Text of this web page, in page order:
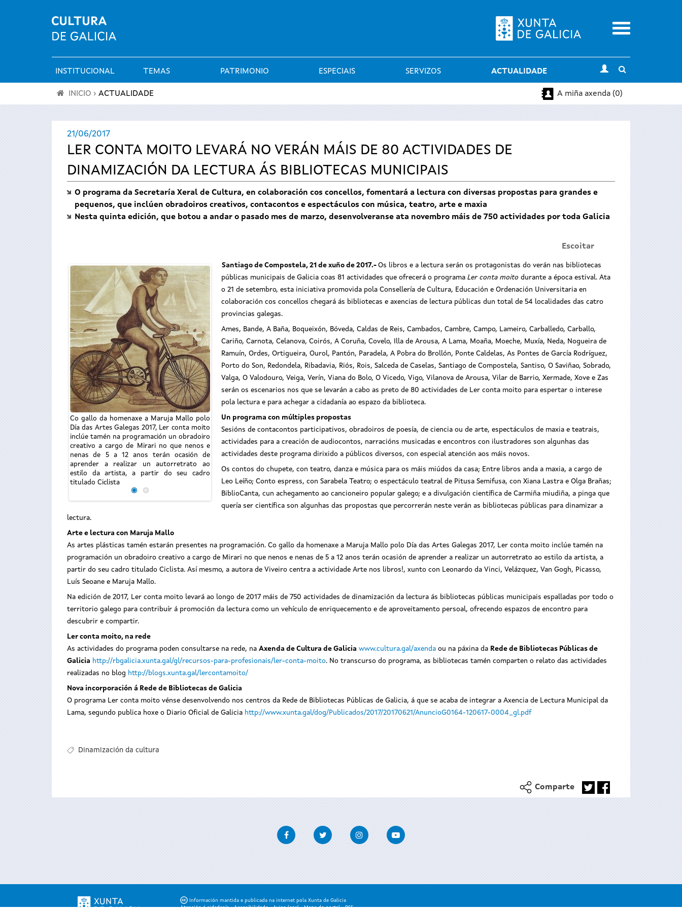
Menu
Menú
principal
INSTITUCIONAL TEMAS PATRIMONIO ESPECIAIS SERVIZOS ACTUALIDADE
search
está
INICIO › ACTUALIDADE A miña axenda (0)
21/06/2017
LER CONTA MOITO LEVARÁ NO VERÁN MÁIS DE 80 ACTIVIDADES DE
DINAMIZACIÓN DA LECTURA ÁS BIBLIOTECAS MUNICIPAIS
O programa da Secretaría Xeral de Cultura, en colaboración cos concellos, fomentará a lectura con diversas propostas para grandes e
pequenos, que inclúen obradoiros creativos, contacontos e espectáculos con música, teatro, arte e maxia
Nesta quinta edición, que botou a andar o pasado mes de marzo, desenvolveranse ata novembro máis de 750 actividades por toda Galicia
Escoitar
Co gallo da homenaxe a Maruja Mallo polo
Día das Artes Galegas 2017, Ler conta moito
inclúe tamén na programación un obradoiro
creativo a cargo de Mirari no que nenos e
nenas de 5 a 12 anos terán ocasión de
aprender a realizar un autorretrato ao
estilo da artista, a partir do seu cadro
titulado Ciclista
Santiago de Compostela, 21 de xuño de 2017.- Os libros e a lectura serán os protagonistas do verán nas bibliotecas
públicas municipais de Galicia coas 81 actividades que ofrecerá o programa Ler conta moito durante a época estival. Ata
o 21 de setembro, esta iniciativa promovida pola Consellería de Cultura, Educación e Ordenación Universitaria en
colaboración cos concellos chegará ás bibliotecas e axencias de lectura públicas dun total de 54 localidades das catro
provincias galegas.
Ames, Bande, A Baña, Boqueixón, Bóveda, Caldas de Reis, Cambados, Cambre, Campo, Lameiro, Carballedo, Carballo,
Cariño, Carnota, Celanova, Coirós, A Coruña, Covelo, Illa de Arousa, A Lama, Moaña, Moeche, Muxía, Neda, Nogueira de
Ramuín, Ordes, Ortigueira, Ourol, Pantón, Paradela, A Pobra do Brollón, Ponte Caldelas, As Pontes de García Rodríguez,
Porto do Son, Redondela, Ribadavia, Riós, Rois, Salceda de Caselas, Santiago de Compostela, Santiso, O Saviñao, Sobrado,
Valga, O Valodouro, Veiga, Verín, Viana do Bolo, O Vicedo, Vigo, Vilanova de Arousa, Vilar de Barrio, Xermade, Xove e Zas
serán os escenarios nos que se levarán a cabo as preto de 80 actividades de Ler conta moito para espertar o interese
pola lectura e para achegar a cidadanía ao espazo da biblioteca.
Un programa con múltiples propostas
Sesións de contacontos participativos, obradoiros de poesía, de ciencia ou de arte, espectáculos de maxia e teatrais,
actividades para a creación de audiocontos, narracións musicadas e encontros con ilustradores son algunhas das
actividades deste programa dirixido a públicos diversos, con especial atención aos máis novos.
Os contos do chupete, con teatro, danza e música para os máis miúdos da casa; Entre libros anda a maxia, a cargo de
Leo Leíño; Conto espress, con Sarabela Teatro; o espectáculo teatral de Pitusa Semifusa, con Xiana Lastra e Olga Brañas;
BiblioCanta, cun achegamento ao cancioneiro popular galego; e a divulgación científica de Carmiña miudiña, a pinga que
quería ser científica son algunhas das propostas que percorrerán neste verán as bibliotecas públicas para dinamizar a
lectura.
Arte e lectura con Maruja Mallo
As artes plásticas tamén estarán presentes na programación. Co gallo da homenaxe a Maruja Mallo polo Día das Artes Galegas 2017, Ler conta moito inclúe tamén na
programación un obradoiro creativo a cargo de Mirari no que nenos e nenas de 5 a 12 anos terán ocasión de aprender a realizar un autorretrato ao estilo da artista, a
partir do seu cadro titulado Ciclista. Así mesmo, a autora de Viveiro centra a actividade Arte nos libros!, xunto con Leonardo da Vinci, Velázquez, Van Gogh, Picasso,
Luís Seoane e Maruja Mallo.
Na edición de 2017, Ler conta moito levará ao longo de 2017 máis de 750 actividades de dinamización da lectura ás bibliotecas públicas municipais espalladas por todo o
territorio galego para contribuír á promoción da lectura como un vehículo de enriquecemento e de aproveitamento persoal, ofrecendo espazos de encontro para
descubrir e compartir.
Ler conta moito, na rede
As actividades do programa poden consultarse na rede, na Axenda de Cultura de Galicia www.cultura.gal/axenda ou na páxina da Rede de Bibliotecas Públicas de
Galicia http://rbgalicia.xunta.gal/gl/recursos-para-profesionais/ler-conta-moito. No transcurso do programa, as bibliotecas tamén comparten o relato das actividades
realizadas no blog http://blogs.xunta.gal/lercontamoito/
Nova incorporación á Rede de Bibliotecas de Galicia
O programa Ler conta moito vénse desenvolvendo nos centros da Rede de Bibliotecas Públicas de Galicia, á que se acaba de integrar a Axencia de Lectura Municipal da
Lama, segundo publica hoxe o Diario Oficial de Galicia http://www.xunta.gal/dog/Publicados/2017/20170621/AnuncioG0164-120617-0004_gl.pdf
Dinamización da cultura
Comparte
FacebookTwitter InstagramYoutube
Información mantida e publicada na internet pola Xunta de Galicia
Atención á cidadanía -Accesibilidade -Aviso legal -Mapa do portal -RSS